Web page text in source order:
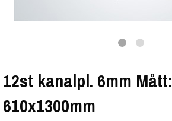
12st kanalpl. 6mm Mått:
610x1300mm